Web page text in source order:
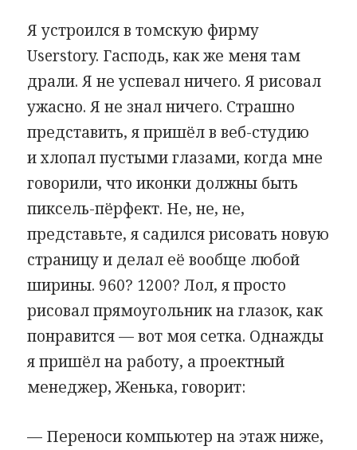
Я устроился в томскую фирму
Userstory. Гасподь, как же меня там
драли. Я не успевал ничего. Я рисовал
ужасно. Я не знал ничего. Страшно
представить, я пришёл в веб-студию
и хлопал пустыми глазами, когда мне
говорили, что иконки должны быть
пиксель-пёрфект. Не, не, не,
представьте, я садился рисовать новую
страницу и делал её вообще любой
ширины. 960? 1200? Лол, я просто
рисовал прямоугольник на глазок, как
понравится — вот моя сетка. Однажды
я пришёл на работу, а проектный
менеджер, Женька, говорит:
— Переноси компьютер на этаж ниже,